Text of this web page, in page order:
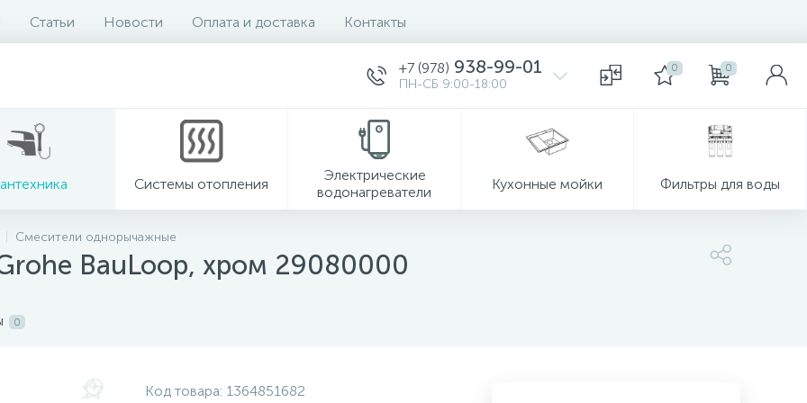
Статьи Новости Оплата и доставка Контакты
+7 (978) 938-99-01
ПН-СБ 9:00-18:00
0 0
Системы отопления
Электрические
водонагреватели
Кухонные мойки Фильтры для воды
Смесители однорычажные
BauLoop, хром 29080000
0
Код товара: 1364851682